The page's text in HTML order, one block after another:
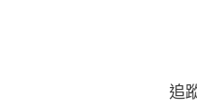
追